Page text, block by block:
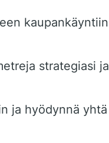
kaupankäyntiin
strategiasi ja
ja hyödynnä yhtä